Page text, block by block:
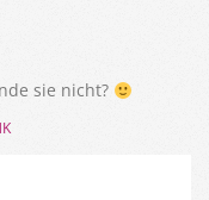
sie nicht?